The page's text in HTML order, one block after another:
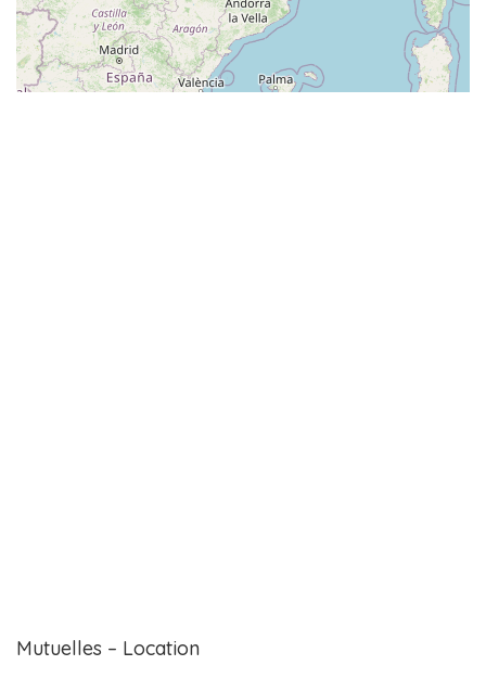
Mutuelles – Location